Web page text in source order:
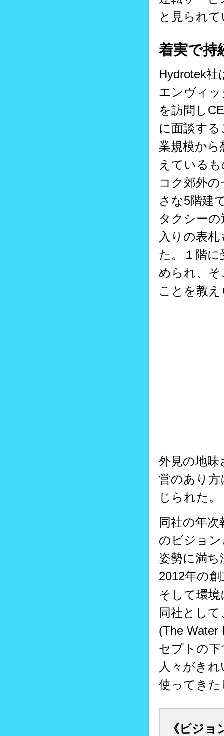
と見られ
着実で持
Hydrotek
エンヴィ
を訪問し
に面談す
業規模か
えている
コク郊外
さな5階建
タクシー
入りの表
た。１階
められ、
ことを教
外見の地味
営のあり
じられた。
同社の年
のビジョ
姿勢に満
2012年の
そして環
同社とし
(The Water
セプトの
人々がき
使ってき
《ビジョ